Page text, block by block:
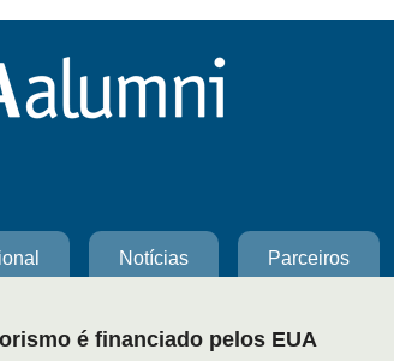
Notícias Parceiros
é financiado pelos EUA